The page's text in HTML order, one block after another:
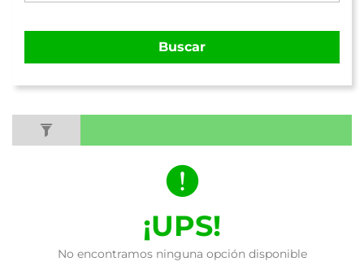
Buscar
¡UPS!
No encontramos ninguna opción disponible